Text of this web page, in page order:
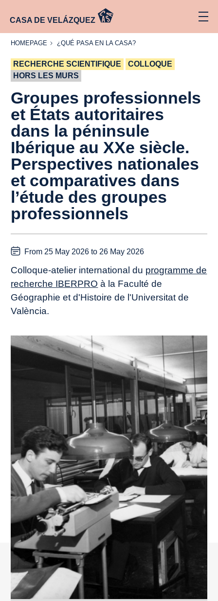
CASA DE VELÁZQUEZ
HOMEPAGE
HOMEPAGE
¿QUÉ
CASA?
¿QUÉ PASA EN LA CASA?
RECHERCHE SCIENTIFIQUE
COLLOQUE
HORS LES MURS
Groupes professionnels
et États autoritaires
dans la péninsule
Ibérique au XXe siècle.
Perspectives nationales
et comparatives dans
l’étude des groupes
professionnels
From 25 May 2026 to 26 May 2026
Colloque-atelier international du programme de
recherche IBERPRO à la Faculté de
Géographie et d'Histoire de l'Universitat de
València.